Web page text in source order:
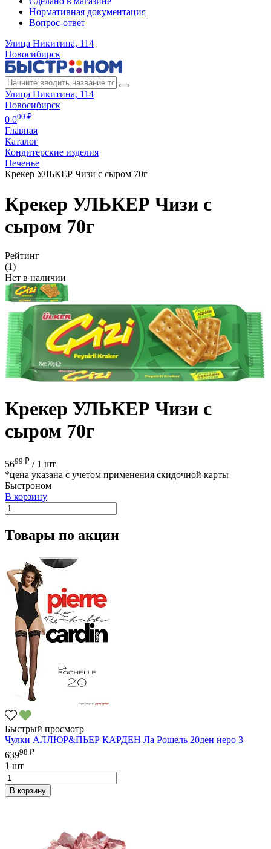
Нормативная документация
Вопрос-ответ
Улица Никитина, 114
Новосибирск
Улица Никитина, 114
Новосибирск
0 000 ₽
Главная
Каталог
Кондитерские изделия
Печенье
Крекер УЛЬКЕР Чизи с сыром 70г
Крекер УЛЬКЕР Чизи с
сыром 70г
Рейтинг
(1)
Нет в наличии
Крекер УЛЬКЕР Чизи с
сыром 70г
5699 ₽ / 1 шт
*цена указана с учетом применения скидочной карты
Быстроном
В корзину
Товары по акции
Быстрый просмотр
Чулки АЛЛЮР&ПЬЕР КАРДЕН Ла Рошель 20ден неро 3
63998 ₽
1 шт
В корзину